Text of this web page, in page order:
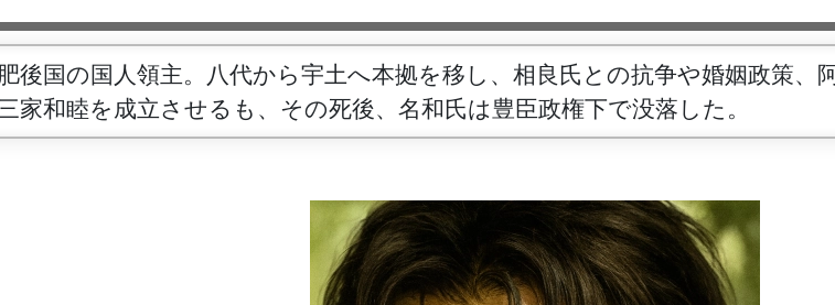
後国の国人領主。八代から宇土へ本拠を移し、相良氏との抗争や婚姻政策、
家和睦を成立させるも、その死後、名和氏は豊臣政権下で没落した。